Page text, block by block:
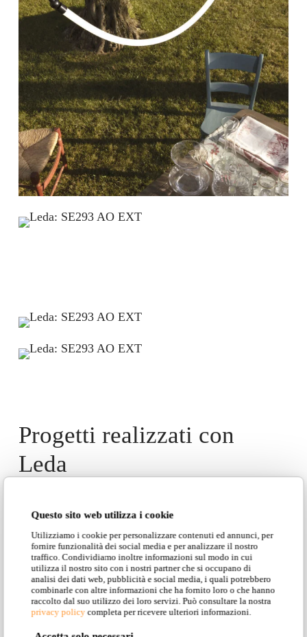
Questo sito web utilizza i cookie
Utilizziamo i cookie per personalizzare contenuti ed annunci, per
fornire funzionalità dei social media e per analizzare il nostro
traffico. Condividiamo inoltre informazioni sul modo in cui
utilizza il nostro sito con i nostri partner che si occupano di
analisi dei dati web, pubblicità e social media, i quali potrebbero
combinarle con altre informazioni che ha fornito loro o che hanno
raccolto dal suo utilizzo dei loro servizi. Può consultare la nostra
privacy policy completa per ricevere ulteriori informazioni.
Progetti realizzati con
Leda
Materia- Bottega urbana- Torino